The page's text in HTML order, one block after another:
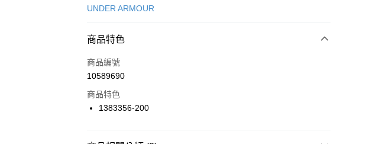
信用卡一次付款
合作金庫商業銀行
華南商業銀行
上海商業儲蓄銀行
國泰世華商業銀行
聯邦商業銀行
LINE Pay
Apple Pay
UNDER ARMOUR
商品特色
商品編號
10589690
商品特色
1383356-200